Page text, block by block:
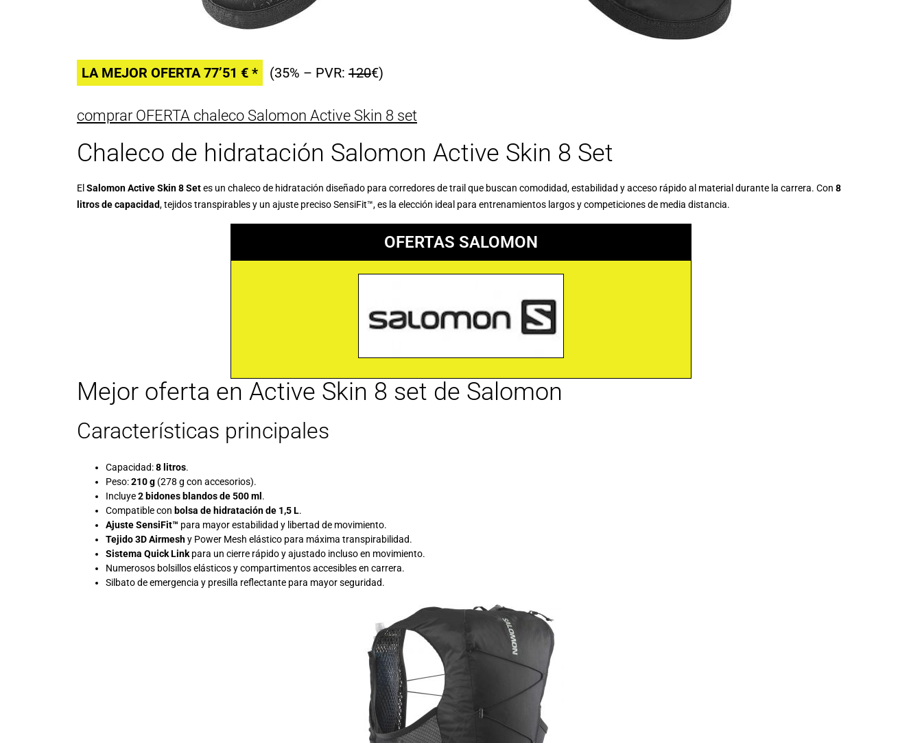
LA MEJOR OFERTA 77’51 € * (35% – PVR: 120€)
comprar OFERTA chaleco Salomon Active Skin 8 set
Chaleco de hidratación Salomon Active Skin 8 Set
El Salomon Active Skin 8 Setes un chaleco de hidratación diseñado para corredores de trail que buscan comodidad, estabilidad y acceso rápido al material durante la carrera. Con 8
litros de capacidad, tejidos transpirables y un ajuste precisoSensiFit™, es la elección ideal para entrenamientos largos y competiciones de media distancia.
OFERTAS SALOMON
Mejor oferta en Active Skin 8 set de Salomon
Características principales
Capacidad:8 litros.
Peso:210 g (278 g con accesorios).
Incluye2 bidones blandos de 500 ml .
Compatible con bolsa de hidratación de 1,5 L.
Ajuste SensiFit™ para mayor estabilidad y libertad de movimiento.
Tejido 3D Airmeshy Power Mesh elástico para máxima transpirabilidad.
Sistema Quick Link para un cierre rápido y ajustado incluso en movimiento.
Numerosos bolsillos elásticos y compartimentos accesibles en carrera.
Silbato de emergencia y presilla reflectante para mayor seguridad.